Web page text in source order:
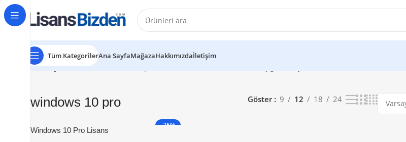
Tüm KategorilerAna SayfaMağazaHakkımızdaİletişim
Ana Sayfa Ürünler “windows 10 pro” olarak etiketlendi
windows 10 pro Göster 9 12 18 24
-75%
Windows 10 Pro Lisans